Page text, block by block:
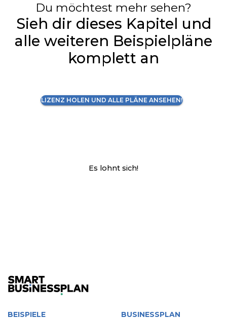
Du möchtest mehr sehen?
Sieh dir dieses Kapitel und
alle weiteren Beispielpläne
komplett an
LIZENZ HOLEN UND ALLE PLÄNE ANSEHEN!
Es lohnt sich!
BEISPIELE
BUSINESSPLAN